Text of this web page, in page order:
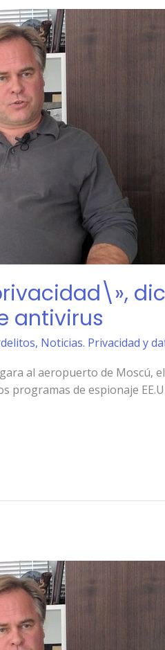
antivirus
, Noticias. Privacidad y
al aeropuerto de
programas de espionaje